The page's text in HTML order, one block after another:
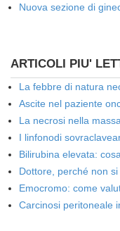
Nuova sezione di
ARTICOLI PIU'
La febbre di natura
Ascite nel paziente
La necrosi nella
I linfonodi
Bilirubina elevata:
Dottore, perché non
Emocromo: come
Carcinosi peritoneale